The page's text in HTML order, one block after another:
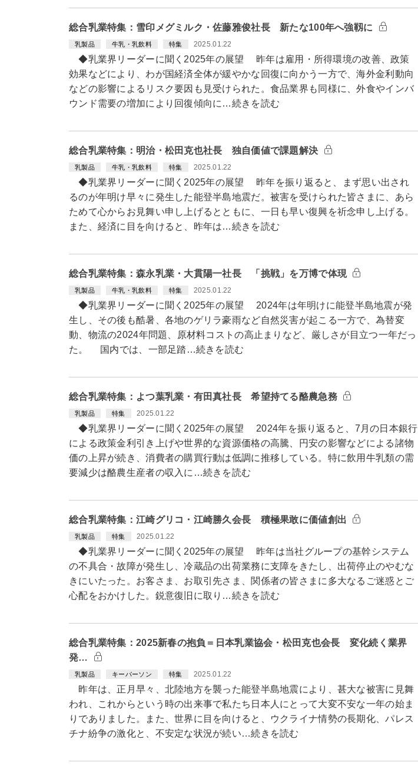
総合乳業特集：雪印メグミルク・佐藤雅俊社長 新たな100年へ強靱に
乳製品 牛乳・乳飲料 特集 2025.01.22
◆乳業界リーダーに聞く2025年の展望 昨年は雇用・所得環境の改善、政策
効果などにより、わが国経済全体が緩やかな回復に向かう一方で、海外金利動向
などの影響によるリスク要因も見受けられた。食品業界も同様に、外食やインバ
ウンド需要の増加により回復傾向に…続きを読む
総合乳業特集：明治・松田克也社長 独自価値で課題解決
乳製品 牛乳・乳飲料 特集 2025.01.22
◆乳業界リーダーに聞く2025年の展望 昨年を振り返ると、まず思い出され
るのが年明け早々に発生した能登半島地震だ。被害を受けられた皆さまに、あら
ためて心からお見舞い申し上げるとともに、一日も早い復興を祈念申し上げる。
また、経済に目を向けると、昨年は…続きを読む
総合乳業特集：森永乳業・大貫陽一社長 「挑戦」を万博で体現
乳製品 牛乳・乳飲料 特集 2025.01.22
◆乳業界リーダーに聞く2025年の展望 2024年は年明けに能登半島地震が発
生し、その後も酷暑、各地のゲリラ豪雨など自然災害が起こる一方で、為替変
動、物流の2024年問題、原材料コストの高止まりなど、厳しさが目立つ一年だっ
た。 国内では、一部足踏…続きを読む
総合乳業特集：よつ葉乳業・有田真社長 希望持てる酪農急務
乳製品 特集 2025.01.22
◆乳業界リーダーに聞く2025年の展望 2024年を振り返ると、7月の日本銀行
による政策金利引き上げや世界的な資源価格の高騰、円安の影響などによる諸物
価の上昇が続き、消費者の購買行動は低調に推移している。特に飲用牛乳類の需
要減少は酪農生産者の収入に…続きを読む
総合乳業特集：江崎グリコ・江崎勝久会長 積極果敢に価値創出
乳製品 特集 2025.01.22
◆乳業界リーダーに聞く2025年の展望 昨年は当社グループの基幹システム
の不具合・故障が発生し、冷蔵品の出荷業務に支障をきたし、出荷停止のやむな
きにいたった。お客さま、お取引先さま、関係者の皆さまに多大なるご迷惑とご
心配をおかけした。鋭意復旧に取り…続きを読む
総合乳業特集：2025新春の抱負＝日本乳業協会・松田克也会長 変化続く業界
発…
乳製品 キーパーソン 特集 2025.01.22
昨年は、正月早々、北陸地方を襲った能登半島地震により、甚大な被害に見舞
われ、これからという時の出来事で私たち日本人にとって大変不安な一年の始ま
りでありました。また、世界に目を向けると、ウクライナ情勢の長期化、パレス
チナ紛争の激化と、不安定な状況が続い…続きを読む